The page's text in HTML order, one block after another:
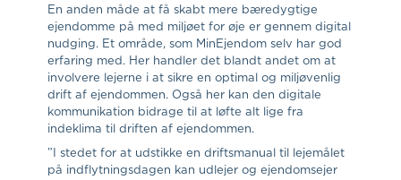
En anden måde at få skabt mere bæredygtige
ejendomme på med miljøet for øje er gennem digital
nudging. Et område, som MinEjendom selv har god
erfaring med. Her handler det blandt andet om at
involvere lejerne i at sikre en optimal og miljøvenlig
drift af ejendommen. Også her kan den digitale
kommunikation bidrage til at løfte alt lige fra
indeklima til driften af ejendommen.
”I stedet for at udstikke en driftsmanual til lejemålet
på indflytningsdagen kan udlejer og ejendomsejer